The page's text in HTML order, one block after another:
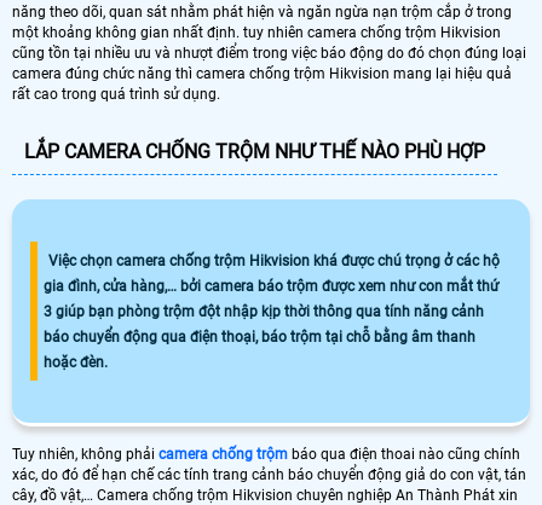
năng theo dõi, quan sát nhằm phát hiện và ngăn ngừa nạn trộm cắp ở trong
một khoảng không gian nhất định. tuy nhiên camera chống trộm Hikvision
cũng tồn tại nhiều ưu và nhượt điểm trong việc báo động do đó chọn đúng loại
camera đúng chức năng thì camera chống trộm Hikvision mang lại hiệu quả
rất cao trong quá trình sử dụng.
LẮP CAMERA CHỐNG TRỘM NHƯ THẾ NÀO PHÙ HỢP
Việc chọn camera chống trộm Hikvision khá được chú trọng ở các hộ
gia đình, cửa hàng,… bởi camera báo trộm được xem như con mắt thứ
3 giúp bạn phòng trộm đột nhập kịp thời thông qua tính năng cảnh
báo chuyển động qua điện thoại, báo trộm tại chỗ bằng âm thanh
hoặc đèn.
Tuy nhiên, không phải camera chống trộm báo qua điện thoai nào cũng chính
xác, do đó để hạn chế các tính trang cảnh báo chuyển động giả do con vật, tán
cây, đồ vật,… Camera chống trộm Hikvision chuyên nghiệp An Thành Phát xin